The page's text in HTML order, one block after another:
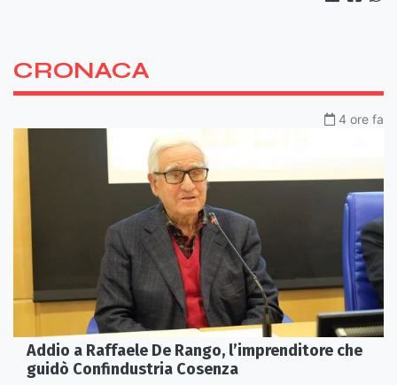
CRONACA
4 ore fa
Addio a Raffaele De Rango, l’imprenditore che
guidò Confindustria Cosenza